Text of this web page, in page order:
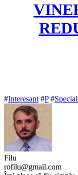
#Interesant #P#
Filu
rofilu@gmail.com